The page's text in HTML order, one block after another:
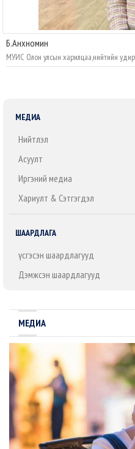
Б.Анхномин
МУИС Олон улсын харилцаа,нийтийн
МЕДИА
Нийтлэл
Асуулт
Иргэний медиа
Хариулт & Сэтгэгдэл
ШААРДЛАГА
Үүсгэсэн шаардлагууд
Дэмжсэн шаардлагууд
МЕДИА